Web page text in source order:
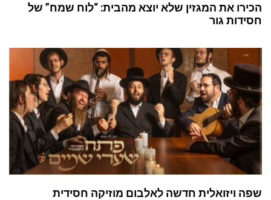
הכירו את המגזין שלא יוצא מהבית: “לוח שמח” של
חסידות גור
שפה ויזואלית חדשה לאלבום מוזיקה חסידית